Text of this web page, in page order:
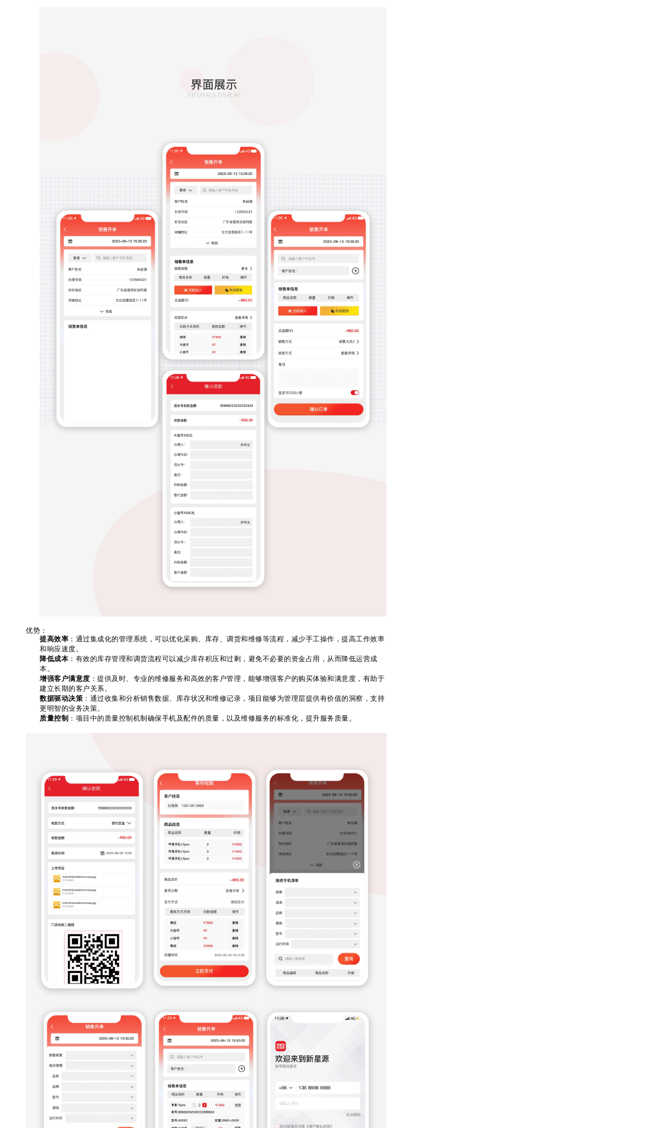
优势：
提高效率 ：通过集成化的管理系统，可以优化采购、库存、调货和维修等流程，减少手工操作，提高工作效率
和响应速度。
降低成本：有效的库存管理和调货流程可以减少库存积压和过剩，避免不必要的资金占用，从而降低运营成
本。
增强客户满意度 ：提供及时、专业的维修服务和高效的客户管理，能够增强客户的购买体验和满意度，有助于
建立长期的客户关系。
数据驱动决策 ：通过收集和分析销售数据、库存状况和维修记录，项目能够为管理层提供有价值的洞察，支持
更明智的业务决策。
质量控制 ：项目中的质量控制机制确保手机及配件的质量，以及维修服务的标准化，提升服务质量。